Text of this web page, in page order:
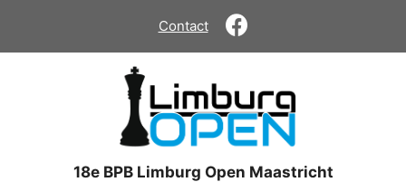
de
Contact
18e BPB Limburg Open Maastricht